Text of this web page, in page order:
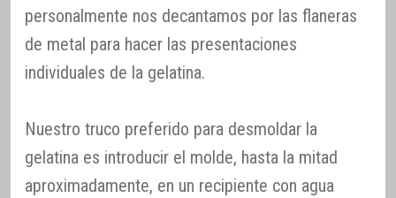
personalmente nos decantamos por las flaneras
de metal para hacer las presentaciones
individuales de la gelatina.
Nuestro truco preferido para desmoldar la
gelatina es introducir el molde, hasta la mitad
aproximadamente, en un recipiente con agua